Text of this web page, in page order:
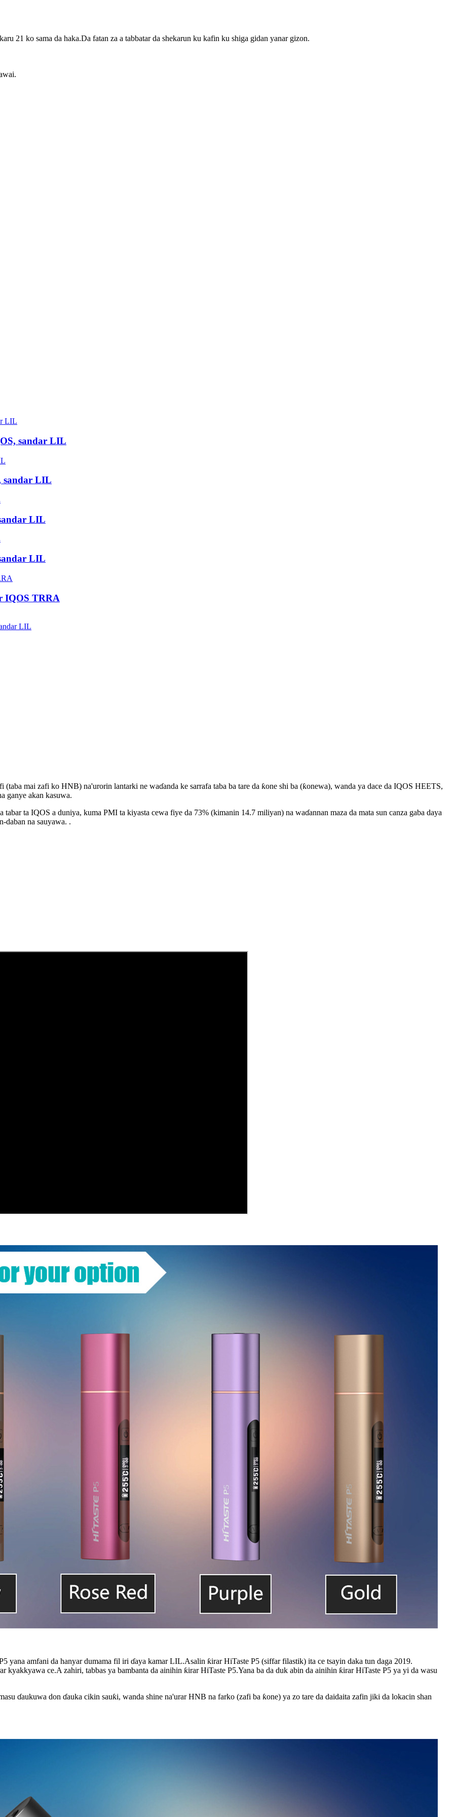
21 ko sama da haka.Da fatan za a tabbatar da shekarun ku kafin ku shiga gidan yanar gizon.
sandar LIL
sandar LIL
LIL
LIL
IQOS TRRA
mai zafi ko HNB) na'urorin lantarki ne waɗanda ke sarrafa taba ba tare da ƙone shi ba (ƙonewa), wanda ya dace da IQOS HEETS,
ganye akan kasuwa.
ta IQOS a duniya, kuma PMI ta kiyasta cewa fiye da 73% (kimanin 14.7 miliyan) na waɗannan maza da mata sun canza gaba daya
daban na sauyawa. .
yana amfani da hanyar dumama fil iri ɗaya kamar LIL.Asalin ƙirar HiTaste P5 (siffar filastik) ita ce tsayin daka tun daga 2019.
ce.A zahiri, tabbas ya bambanta da ainihin ƙirar HiTaste P5.Yana ba da duk abin da ainihin ƙirar HiTaste P5 ya yi da wasu
ɗaukuwa don ɗauka cikin sauƙi, wanda shine na'urar HNB na farko (zafi ba ƙone) ya zo tare da daidaita zafin jiki da lokacin shan